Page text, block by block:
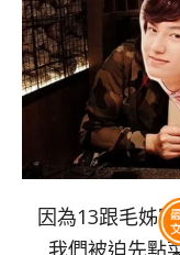
因為13跟毛姊
我們被迫先點